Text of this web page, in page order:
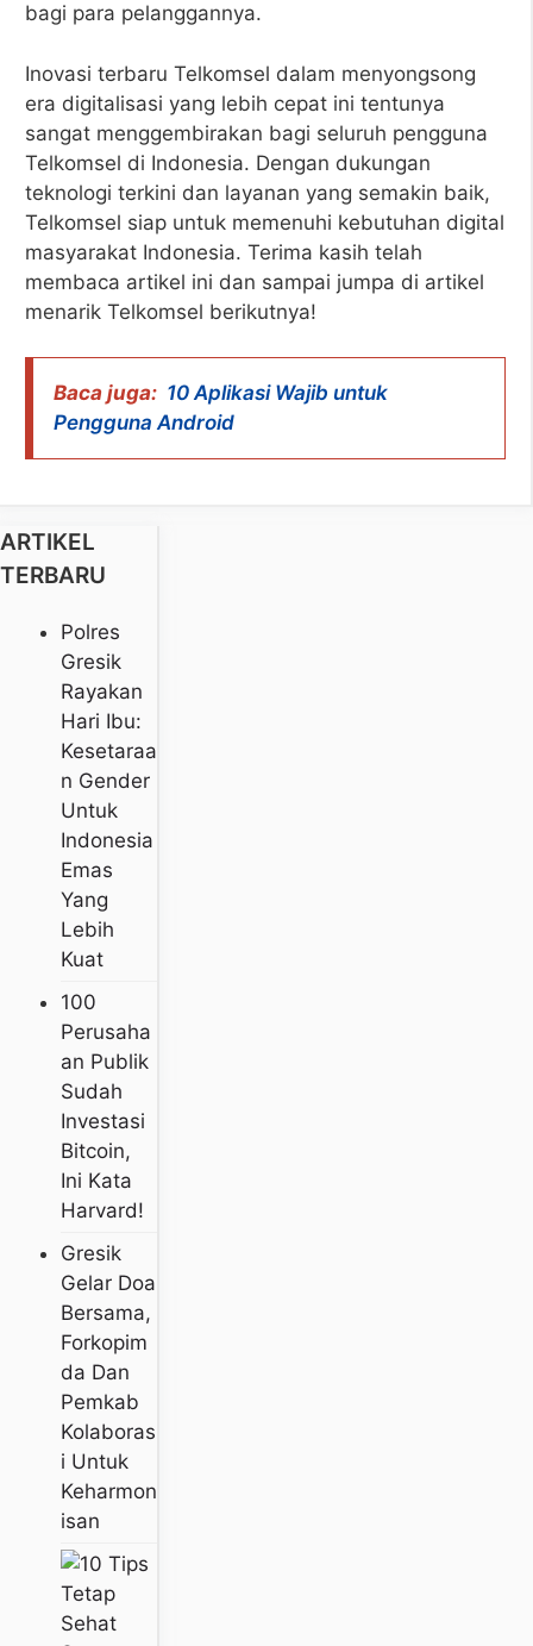
bagi para pelanggannya.
Inovasi terbaru Telkomsel dalam menyongsong
era digitalisasi yang lebih cepat ini tentunya
sangat menggembirakan bagi seluruh pengguna
Telkomsel di Indonesia. Dengan dukungan
teknologi terkini dan layanan yang semakin baik,
Telkomsel siap untuk memenuhi kebutuhan digital
masyarakat Indonesia. Terima kasih telah
membaca artikel ini dan sampai jumpa di artikel
menarik Telkomsel berikutnya!
Baca juga: 10 Aplikasi Wajib untuk
Pengguna Android
ARTIKEL
TERBARU
Polres
Gresik
Rayakan
Hari Ibu:
Kesetaraa
N Gender
Untuk
Indonesia
Emas
Yang
Lebih
Kuat
100
Perusaha
An Publik
Sudah
Investasi
Bitcoin,
Ini Kata
Harvard!
Gresik
Gelar Doa
Bersama,
Forkopim
Da Dan
Pemkab
Kolaboras
I Untuk
Keharmon
Isan